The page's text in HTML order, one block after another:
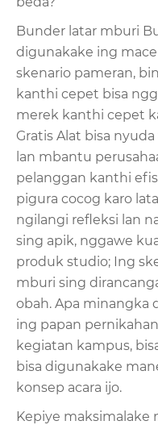
Bunder latar mburi
digunakake ing
skenario pameran,
kanthi cepet bisa
merek kanthi cepet
Gratis Alat bisa
lan mbantu
pelanggan kanthi
pigura cocog karo
ngilangi refleksi lan
sing apik, nggawe
produk studio; Ing
mburi sing
obah. Apa minangka
ing papan
kegiatan kampus,
bisa digunakake
konsep acara ijo.
Kepiye maksimalake